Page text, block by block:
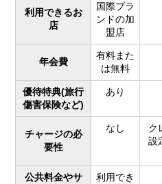
利用できるお
店
国際ブラ
ンドの加
盟店
年会費
有料また
は無料
優待特典(旅行
傷害保険など)
あり
チャージの必
要性
なし
ク
設
公共料金やサ
利用でき